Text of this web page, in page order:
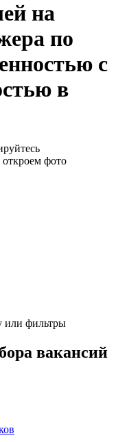
на
по
с
в
фото
или фильтры
вакансий